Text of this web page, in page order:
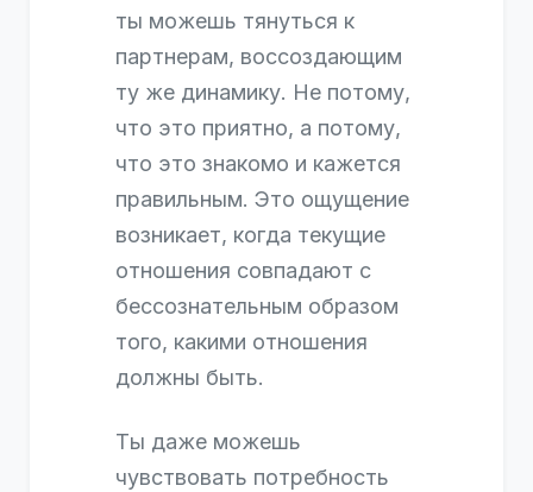
ты можешь тянуться к
партнерам, воссоздающим
ту же динамику. Не потому,
что это приятно, а потому,
что это знакомо и кажется
правильным. Это ощущение
возникает, когда текущие
отношения совпадают с
бессознательным образом
того, какими отношения
должны быть.
Ты даже можешь
чувствовать потребность